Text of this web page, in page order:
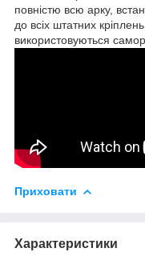
повністю всю арку,
до всіх штатних
використовуються
Приховати
Характеристики